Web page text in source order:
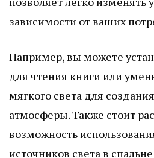
зависимости от ваших
Например, вы можете
для чтения книги или
мягкого света для
атмосферы. Также стоит
возможность
источников света в